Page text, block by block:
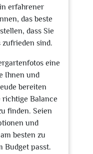
erfahrener
das beste
dass Sie
zufrieden sind.
eine
Ihnen und
bereiten
Balance
finden. Seien
und
besten zu
Budget passt.